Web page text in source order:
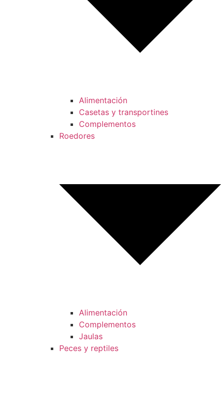
Alimentación
Casetas y transportines
Complementos
Roedores
Alimentación
Complementos
Jaulas
Peces y reptiles